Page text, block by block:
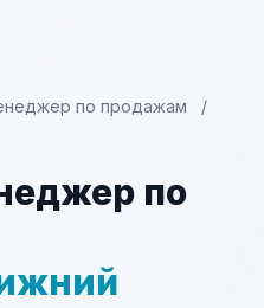
по продажам
/
по